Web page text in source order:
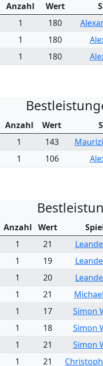
Anzahl Wert
1
180
1
180
1
180
Anzahl Wert
1
143
1
106
Anzahl Wert
1
21
1
19
1
20
1
21
1
17 Simon
1
18 Simon
1
21 Simon
1
21